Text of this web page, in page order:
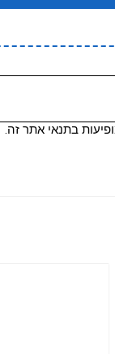
בתנאי אתר זה.